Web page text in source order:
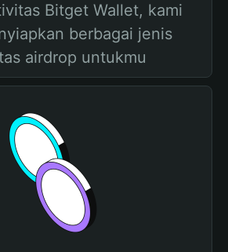
Bitget Wallet, kami
berbagai jenis
airdrop untukmu